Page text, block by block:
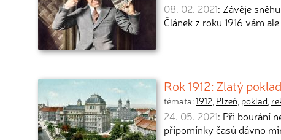
08. 02. 2021: Závěje
Článek z roku 1916 vám
Rok 1912: Zlatý
témata:1912, Plzeň, poklad,
24. 05. 2021: Při bourání
připomínky časů dávno